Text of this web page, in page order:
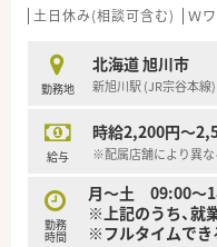
土日休み(相談可含む) Ｗ
勤務地
北海道 旭川市
新旭川駅 (JR宗谷本線)
給与
時給2,200円～
※配属店舗により異な
勤務
時間
月～土 09:00～
※上記のうち、就
※フルタイムでき